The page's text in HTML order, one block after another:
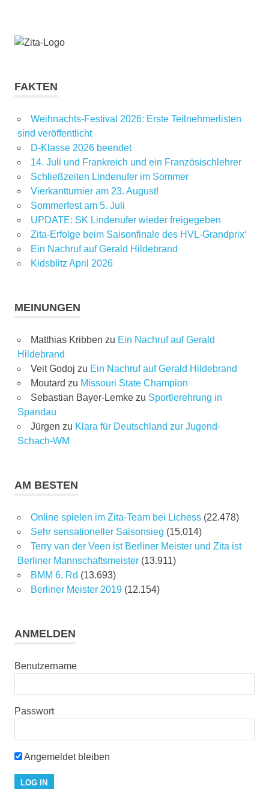
FAKTEN
Weihnachts-Festival 2026: Erste Teilnehmerlisten
sind veröffentlicht
D-Klasse 2026 beendet
14. Juli und Frankreich und ein Französischlehrer
Schließzeiten Lindenufer im Sommer
Vierkantturnier am 23. August!
Sommerfest am 5. Juli
UPDATE: SK Lindenufer wieder freigegeben
Zita-Erfolge beim Saisonfinale des HVL-Grandprix‘
Ein Nachruf auf Gerald Hildebrand
Kidsblitz April 2026
MEINUNGEN
Matthias Kribben zu Ein Nachruf auf Gerald
Hildebrand
Veit Godoj zu Ein Nachruf auf Gerald Hildebrand
Moutard zu Missouri State Champion
Sebastian Bayer-Lemkezu Sportlerehrung in
Spandau
Jürgen zu Klara für Deutschland zur Jugend-
Schach-WM
AM BESTEN
Online spielen im Zita-Team bei Lichess (22.478)
Sehr sensationeller Saisonsieg (15.014)
Terry van der Veen ist Berliner Meister und Zita ist
Berliner Mannschaftsmeister (13.911)
BMM 6. Rd (13.693)
Berliner Meister 2019 (12.154)
ANMELDEN
Benutzername
Passwort
Angemeldet bleiben